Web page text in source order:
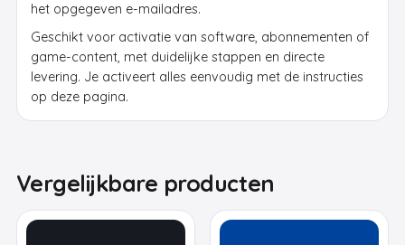
het opgegeven e-mailadres.
Geschikt voor activatie van software, abonnementen of
game-content, met duidelijke stappen en directe
levering. Je activeert alles eenvoudig met de instructies
op deze pagina.
Vergelijkbare producten